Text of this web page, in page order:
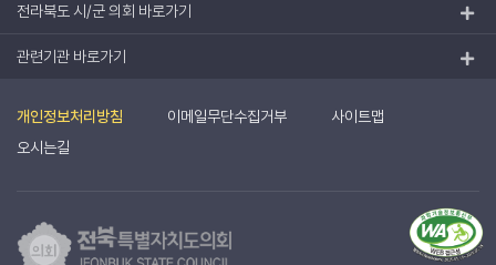
전라북도 시/군 의회 바로가기
관련기관 바로가기
개인정보처리방침 이메일무단수집거부
사이트맵
오시는길